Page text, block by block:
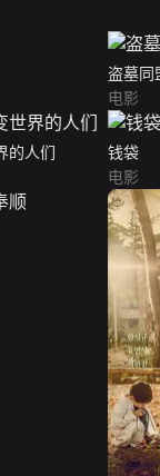
盗墓同
电影
的人们
钱袋
电影